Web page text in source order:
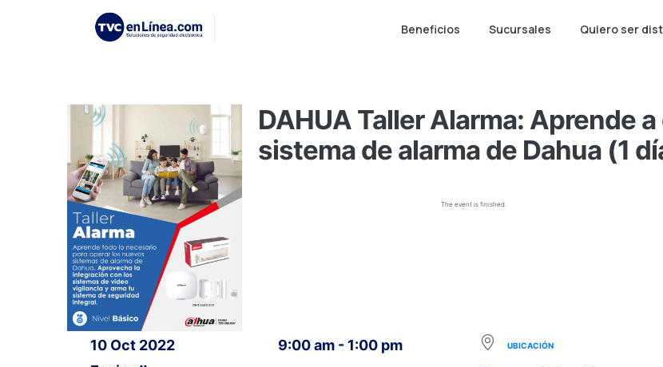
Beneficios Sucursales Quiero ser
DAHUA Taller Alarma: Aprende
sistema de alarma de Dahua (1
The event is finished.
10 Oct 2022
9:00 am - 1:00 pm UBICACIÓN